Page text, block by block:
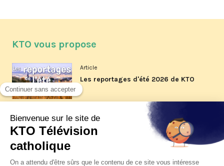
KTO vous propose
Article
Les reportages d'été 2026 de KTO
Article
La visite pastorale du pape Léon
XIV à Assise à suivre sur KTO le
Article